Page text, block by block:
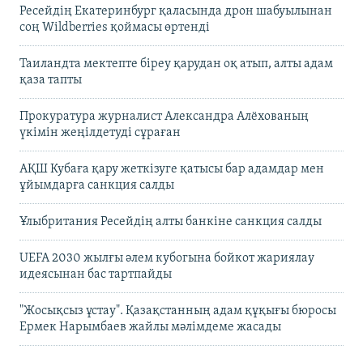
Ресейдің Екатеринбург қаласында дрон шабуылынан
соң Wildberries қоймасы өртенді
Таиландта мектепте біреу қарудан оқ атып, алты адам
қаза тапты
Прокуратура журналист Александра Алёхованың
үкімін жеңілдетуді сұраған
АҚШ Кубаға қару жеткізуге қатысы бар адамдар мен
ұйымдарға санкция салды
Ұлыбритания Ресейдің алты банкіне санкция салды
UEFA 2030 жылғы әлем кубогына бойкот жариялау
идеясынан бас тартпайды
"Жосықсыз ұстау". Қазақстанның адам құқығы бюросы
Ермек Нарымбаев жайлы мәлімдеме жасады